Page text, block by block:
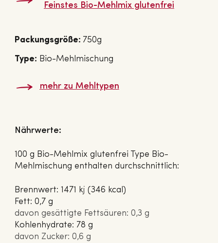
Feinstes Bio-Mehlmix glu­ten­frei
Packungsgröße: 750g
Type: Bio-Mehlmischung
mehr zu Mehltypen
Nährwerte:
100 g Bio-Mehlmix glutenfrei Type Bio-
Mehlmischung enthalten durchschnittlich:
Brennwert: 1471 kj (346 kcal)
Fett: 0,7 g
davon gesättigte Fettsäuren: 0,3 g
Kohlenhydrate: 78 g
davon Zucker: 0,6 g